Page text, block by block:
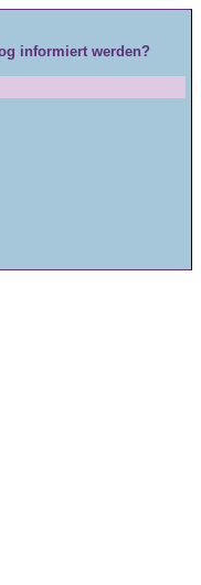
informiert werden?